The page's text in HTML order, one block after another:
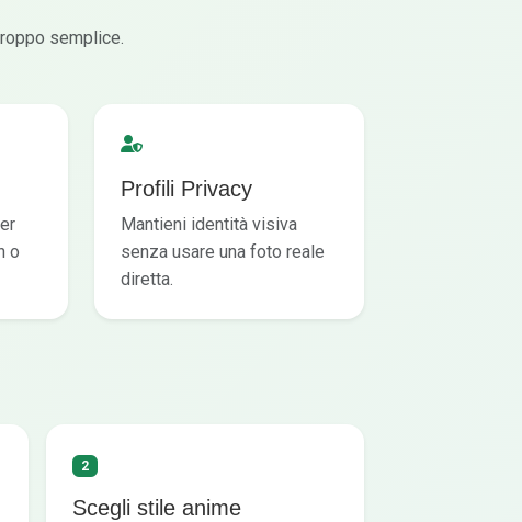
semplice.
o
Profili Privacy
Mantieni identità visiva
senza usare una foto reale
diretta.
2
Scegli stile anime